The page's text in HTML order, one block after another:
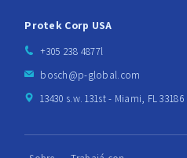
Protek Corp USA
+305 238 4877l
bosch@p-global.com
13430 s.w. 131st - Miami, FL 33186